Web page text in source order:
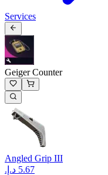
Services
Geiger Counter
Angled Grip III